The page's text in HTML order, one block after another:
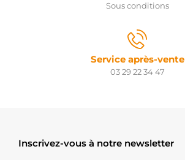
Sous conditions
Service après-vente
03 29 22 34 47
Inscrivez-vous à notre newsletter